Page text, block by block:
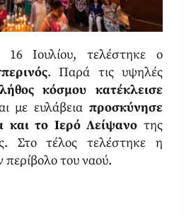
16 Ιουλίου, τελέστηκε ο
. Παρά τις υψηλές
κόσμου κατέκλεισε
με ευλάβειαπροσκύνησε
και το Ιερό Λείψανο της
Στο τέλος τελέστηκε η
περίβολο του ναού.